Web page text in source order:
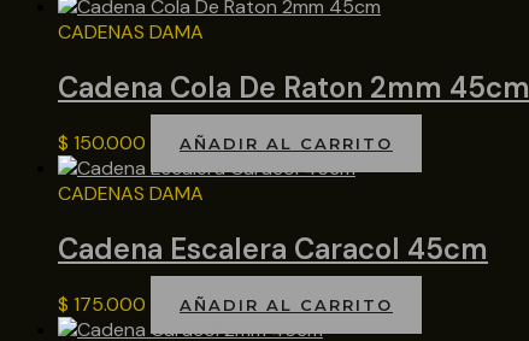
CADENAS DAMA
Cadena Cola De Raton 2mm 45cm
$ 150.000 AÑADIR AL CARRITO
CADENAS DAMA
Cadena Escalera Caracol 45cm
$ 175.000 AÑADIR AL CARRITO